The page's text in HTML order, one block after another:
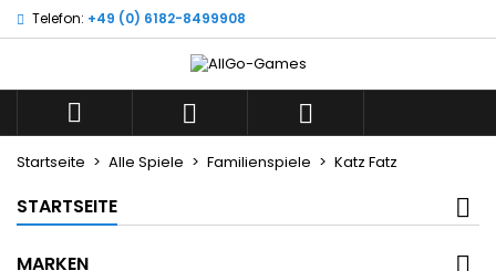
Telefon: +49 (0) 6182-8499908
  
Startseite Alle Spiele Familienspiele Katz Fatz
STARTSEITE
MARKEN
Wunschliste ×
add_circle_outline
Neue Liste anlegen
((title)) ×
((label))
Anmelden ×
Sie müssen angemeldet sein, um Artikel Ihrer
Wunschliste hinzufügen zu können.